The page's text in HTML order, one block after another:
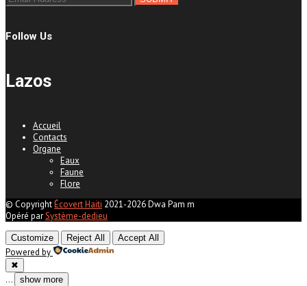
Follow Us
Lazos
Accueil
Contacts
Organe
Eaux
Faune
Flore
© CopyrightÉcovert Haiti 2021-2026 Dwa Pam m
Opéré parSystème-dedieu
Customize Reject All Accept All
Powered by
✖
... show more